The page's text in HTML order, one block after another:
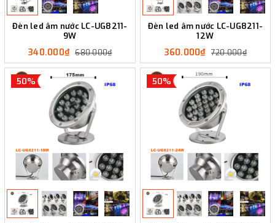
Đèn led âm nước LC-UG8211-
9W
340.000₫ 680.000₫
Đèn led âm nước LC-UG8211-
12W
360.000₫ 720.000₫
50% 50%